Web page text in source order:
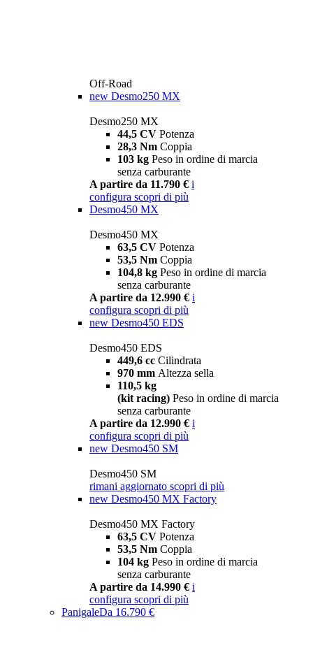
Off-Road
new Desmo250 MX
Desmo250 MX
44,5 CV Potenza
28,3 Nm Coppia
103 kg Peso in ordine di marcia
senza carburante
A partire da 11.790 € i
configura scopri di più
Desmo450 MX
Desmo450 MX
63,5 CV Potenza
53,5 Nm Coppia
104,8 kg Peso in ordine di marcia
senza carburante
A partire da 12.990 € i
configura scopri di più
new Desmo450 EDS
Desmo450 EDS
449,6 cc Cilindrata
970 mm Altezza sella
110,5 kg
(kit racing) Peso in ordine di marcia
senza carburante
A partire da 12.990 € i
configura scopri di più
new Desmo450 SM
Desmo450 SM
rimani aggiornato scopri di più
new Desmo450 MX Factory
Desmo450 MX Factory
63,5 CV Potenza
53,5 Nm Coppia
104 kg Peso in ordine di marcia
senza carburante
A partire da 14.990 € i
configura scopri di più
PanigaleDa 16.790 €